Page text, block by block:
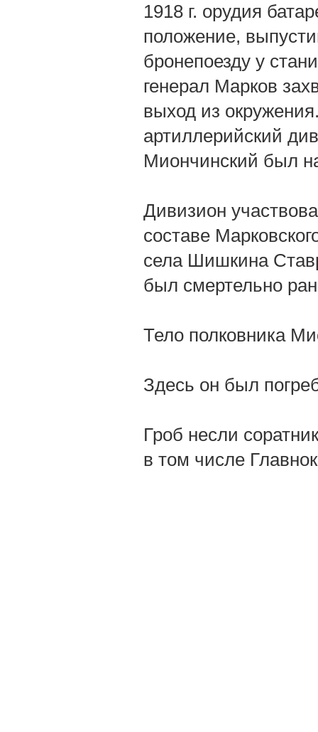
1918 г. орудия
положение,
бронепоезду у
генерал Марков
выход из
артиллерийский
Миончинский был
Дивизион
составе
села Шишкина
был смертельно
Тело полковника
Здесь он был
Гроб несли
в том числе